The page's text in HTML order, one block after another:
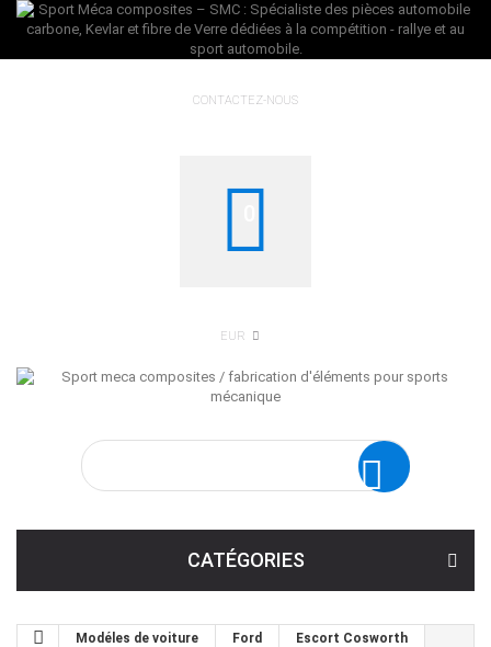
CONTACTEZ-NOUS
EUR
CATÉGORIES
Modéles de voiture Ford
Escort Cosworth